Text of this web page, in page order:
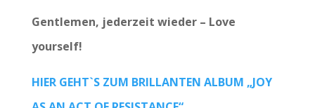
Gentlemen, jederzeit wieder – Love
yourself!
HIER GEHT`S ZUM BRILLANTEN ALBUM „JOY